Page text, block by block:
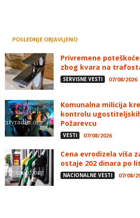
POSLEDNJE OBJAVLJENO
Privremene
zbog kvara na
SERVISNE VESTI 07/08/2026
Komunalna milicija
kontrolu
Požarevcu
VESTI 07/08/2026
Cena evrodizela viša
ostaje 202 dinara po
NACIONALNE VESTI 07/08/